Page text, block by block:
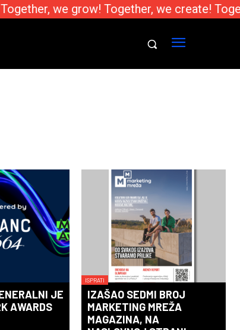
we grow! Together, we create!
JE
AWARDS
ISPRATI
IZAŠAO SEDMI BROJ
MARKETING MREŽA
MAGAZINA, NA